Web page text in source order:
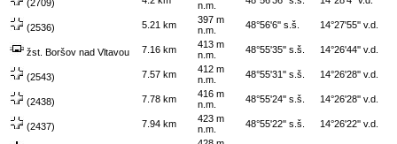
(2709)
n.m.
(2536) 5.21 km
397 m
n.m.
48°56'6'' s.š. 14°27'55'' v.d.
žst. Boršov nad Vltavou 7.16 km
413 m
n.m.
48°55'35'' s.š. 14°26'44'' v.d.
(2543) 7.57 km
412 m
n.m.
48°55'31'' s.š. 14°26'28'' v.d.
(2438) 7.78 km
416 m
n.m.
48°55'24'' s.š. 14°26'28'' v.d.
(2437) 7.94 km
423 m
n.m.
48°55'22'' s.š. 14°26'22'' v.d.